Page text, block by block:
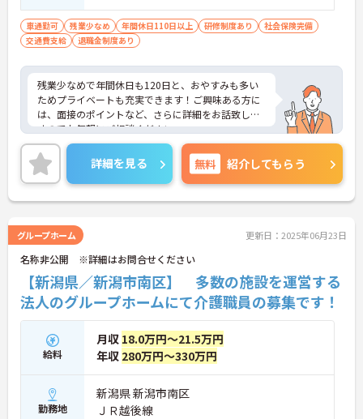
車通勤可 残業少なめ 年間休日110日以上 研修制度あり
社会保険完備
交通費支給
退職金制度あり
残業少なめで年間休日も120日と、おやすみも多い
ためプライベートも充実できます！ご興味ある方に
は、面接のポイントなど、さらに詳細をお話致しま
すのでお気軽にご相談ください。
詳細を見る 無料 紹介してもらう
グループホーム 更新日：2025年06月23日
名称非公開 ※詳細はお問合せください
【新潟県／新潟市南区】 多数の施設を運営する
法人のグループホームにて介護職員の募集です！
給料
月収 18.0万円～21.5万円
年収 280万円～330万円
勤務地
新潟県 新潟市南区
ＪＲ越後線